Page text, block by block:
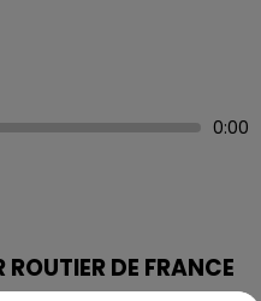
0:00
ROUTIER DE FRANCE